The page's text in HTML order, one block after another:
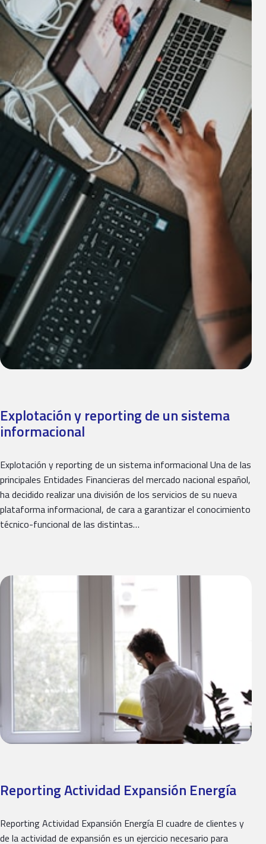
Explotación y reporting de un sistema
informacional
Explotación y reporting de un sistema informacional Una de las
principales Entidades Financieras del mercado nacional español,
ha decidido realizar una división de los servicios de su nueva
plataforma informacional, de cara a garantizar el conocimiento
técnico-funcional de las distintas…
Reporting Actividad Expansión Energía
Reporting Actividad Expansión Energía El cuadre de clientes y
de la actividad de expansión es un ejercicio necesario para